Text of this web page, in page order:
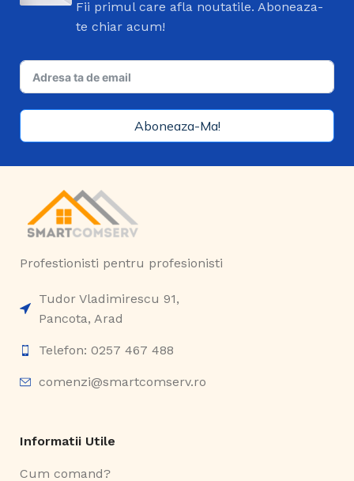
Fii primul care afla noutatile. Aboneaza-
te chiar acum!
Aboneaza-Ma!
Profestionisti pentru profesionisti
Tudor Vladimirescu 91,
Pancota, Arad
Telefon: 0257 467 488
comenzi@smartcomserv.ro
Informatii Utile
Cum comand?